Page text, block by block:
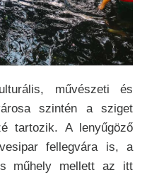
művészeti és
szintén a sziget
tartozik. A lenyűgöző
fellegvára is, a
műhely mellett az itt